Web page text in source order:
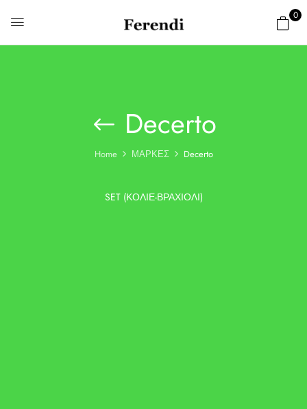
0
Decerto
Home ΜΑΡΚΕΣ Decerto
SET (ΚΟΛΙΈ-ΒΡΑΧΙΌΛΙ)